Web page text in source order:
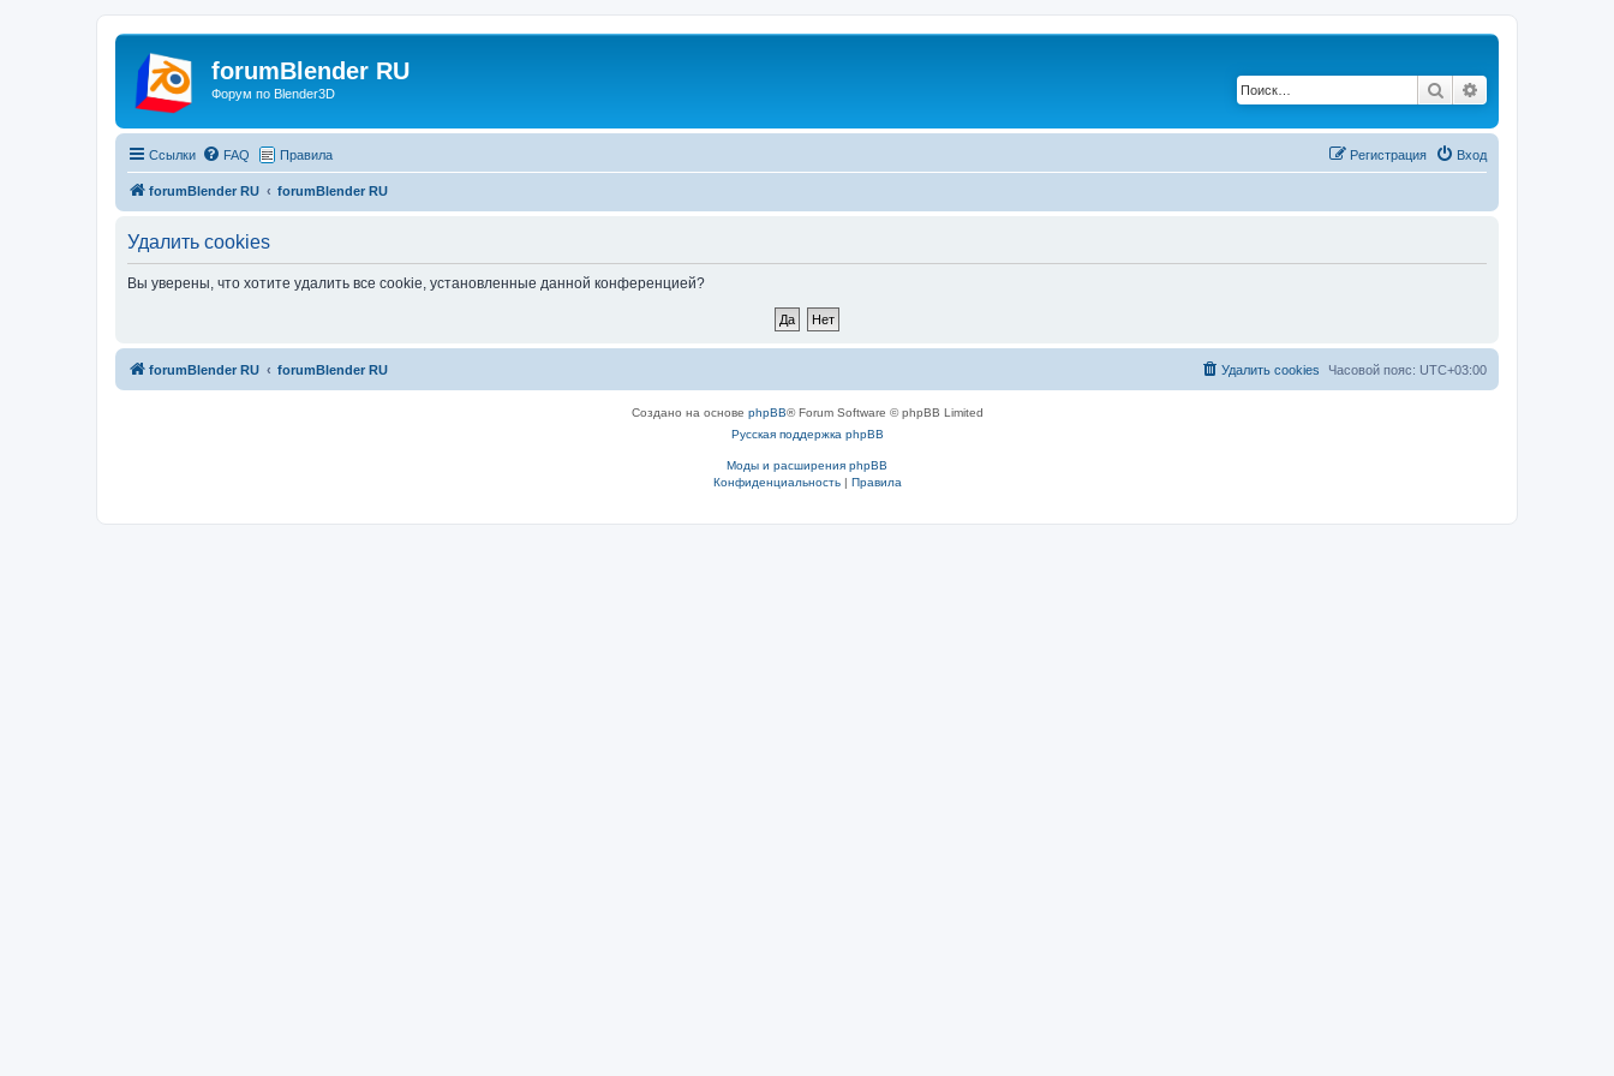
forumBlender RU
Форум по Blender3D Поиск
Ссылки FAQ Правила Вход
Регистрация
forumBlender RU forumBlender RU
Удалить cookies
Вы уверены, что хотите удалить все cookie, установленные данной конференцией?
forumBlender RU forumBlender RU Часовой пояс: UTC+03:00
Удалить cookies
Создано на основе phpBB® Forum Software © phpBB Limited
Русская поддержка phpBB
Моды и расширения phpBB
Конфиденциальность| Правила